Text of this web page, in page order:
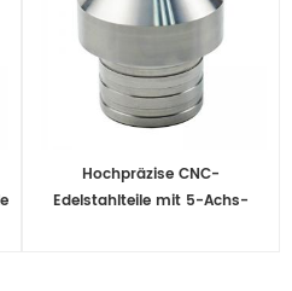
Hochpräzise CNC-
Edelstahlteile mit 5-Achs-